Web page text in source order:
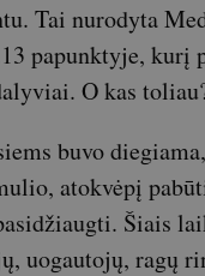
Tai nurodyta
papunktyje, kurį
O kas
buvo
atokvėpį
Šiais
uogautojų, ragų